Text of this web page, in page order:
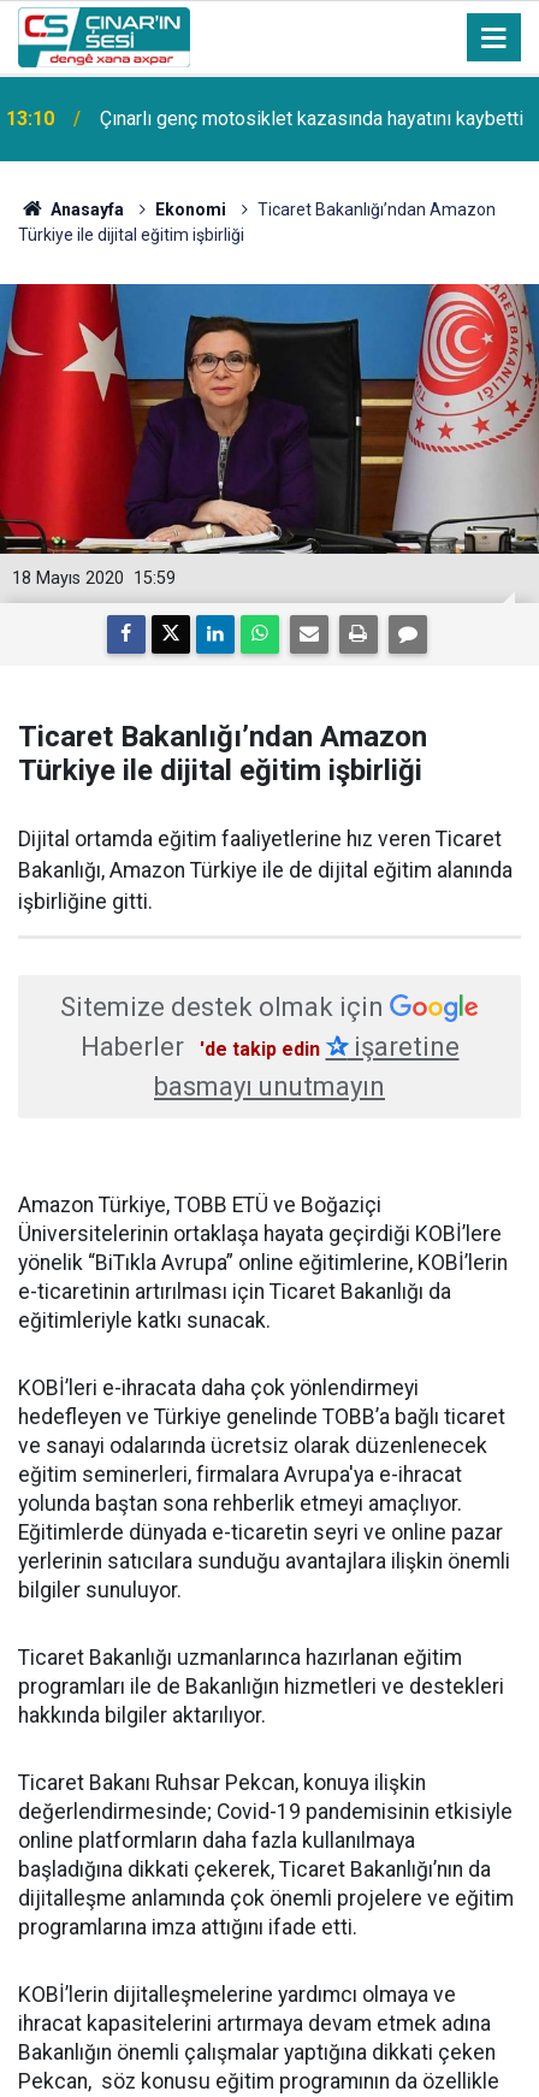
13:10 Çınarlı genç motosiklet kazasında hayatını kaybetti
Anasayfa Ekonomi
Ticaret Bakanlığı’ndan Amazon
Türkiye ile dijital eğitim işbirliği
15:59
18 Mayıs 2020
Ticaret Bakanlığı’ndan Amazon
Türkiye ile dijital eğitim işbirliği
Dijital ortamda eğitim faaliyetlerine hız veren Ticaret
Bakanlığı, Amazon Türkiye ile de dijital eğitim alanında
işbirliğine gitti.
Sitemize destek olmak için
Haberler
'de takip edin ✰işaretine
basmayı unutmayın
Amazon Türkiye, TOBB ETÜ ve Boğaziçi
Üniversitelerinin ortaklaşa hayata geçirdiği KOBİ’lere
yönelik “BiTıkla Avrupa” online eğitimlerine, KOBİ’lerin
e-ticaretinin artırılması için Ticaret Bakanlığı da
eğitimleriyle katkı sunacak.
KOBİ’leri e-ihracata daha çok yönlendirmeyi
hedefleyen ve Türkiye genelinde TOBB’a bağlı ticaret
ve sanayi odalarında ücretsiz olarak düzenlenecek
eğitim seminerleri, firmalara Avrupa'ya e-ihracat
yolunda baştan sona rehberlik etmeyi amaçlıyor.
Eğitimlerde dünyada e-ticaretin seyri ve online pazar
yerlerinin satıcılara sunduğu avantajlara ilişkin önemli
bilgiler sunuluyor.
Ticaret Bakanlığı uzmanlarınca hazırlanan eğitim
programları ile de Bakanlığın hizmetleri ve destekleri
hakkında bilgiler aktarılıyor.
Ticaret Bakanı Ruhsar Pekcan, konuya ilişkin
değerlendirmesinde; Covid-19 pandemisinin etkisiyle
online platformların daha fazla kullanılmaya
başladığına dikkati çekerek, Ticaret Bakanlığı’nın da
dijitalleşme anlamında çok önemli projelere ve eğitim
programlarına imza attığını ifade etti.
KOBİ’lerin dijitalleşmelerine yardımcı olmaya ve
ihracat kapasitelerini artırmaya devam etmek adına
Bakanlığın önemli çalışmalar yaptığına dikkati çeken
Pekcan, söz konusu eğitim programının da özellikle